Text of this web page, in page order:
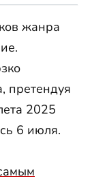
жанра
претендуя
2025
6 июля.